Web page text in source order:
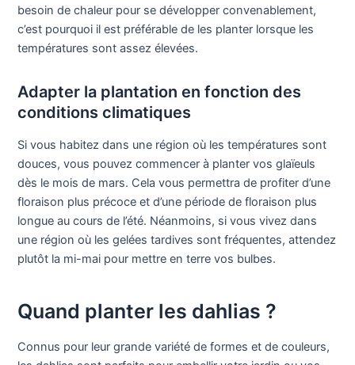
besoin de chaleur pour se développer convenablement,
c’est pourquoi il est préférable de les planter lorsque les
températures sont assez élevées.
Adapter la plantation en fonction des
conditions climatiques
Si vous habitez dans une région où les températures sont
douces, vous pouvez commencer à planter vos glaïeuls
dès le mois de mars. Cela vous permettra de profiter d’une
floraison plus précoce et d’une période de floraison plus
longue au cours de l’été. Néanmoins, si vous vivez dans
une région où les gelées tardives sont fréquentes, attendez
plutôt la mi-mai pour mettre en terre vos bulbes.
Quand planter les dahlias ?
Connus pour leur grande variété de formes et de couleurs,